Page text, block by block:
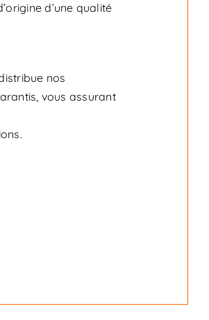
d’une qualité
nos
vous assurant